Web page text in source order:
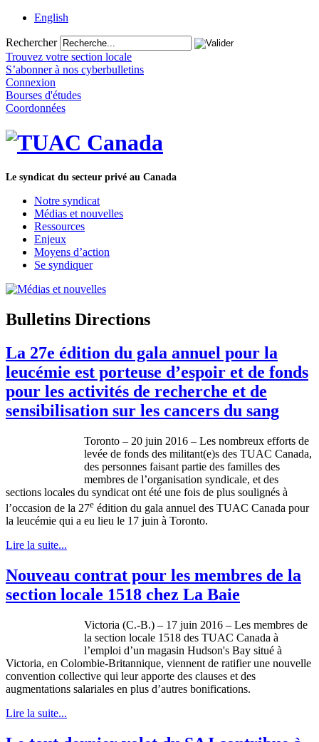
English
Rechercher
Trouvez votre section locale
S’abonner à nos cyberbulletins
Connexion
Bourses d'études
Coordonnées
Le syndicat du secteur privé au Canada
Notre syndicat
Médias et nouvelles
Ressources
Enjeux
Moyens d’action
Se syndiquer
Bulletins Directions
La 27e édition du gala annuel pour la
leucémie est porteuse d’espoir et de fonds
pour les activités de recherche et de
sensibilisation sur les cancers du sang
Toronto – 20 juin 2016 – Les nombreux efforts de
levée de fonds des militant(e)s des TUAC Canada,
des personnes faisant partie des familles des
membres de l’organisation syndicale, et des
sections locales du syndicat ont été une fois de plus soulignés à
l’occasion de la 27e édition du gala annuel des TUAC Canada pour
la leucémie qui a eu lieu le 17 juin à Toronto.
Lire la suite...
Nouveau contrat pour les membres de la
section locale 1518 chez La Baie
Victoria (C.-B.) – 17 juin 2016 – Les membres de
la section locale 1518 des TUAC Canada à
l’emploi d’un magasin Hudson's Bay situé à
Victoria, en Colombie-Britannique, viennent de ratifier une nouvelle
convention collective qui leur apporte des clauses et des
augmentations salariales en plus d’autres bonifications.
Lire la suite...